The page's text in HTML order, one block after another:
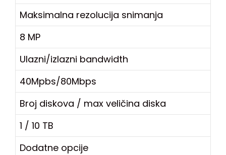
Maksimalna rezolucija snimanja
8 MP
Ulazni/izlazni bandwidth
40Mpbs/80Mbps
Broj diskova / max veličina diska
1 / 10 TB
Dodatne opcije